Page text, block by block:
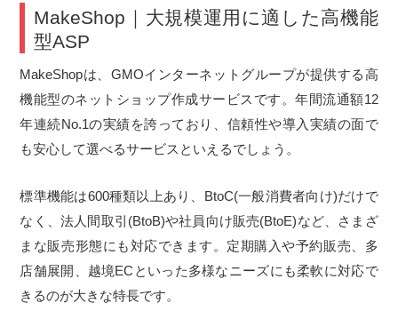
MakeShop｜大規模運用に適した高機能
型ASP
MakeShopは、GMOインターネットグループが提供する高
機能型のネットショップ作成サービスです。年間流通額12
年連続No.1の実績を誇っており、信頼性や導入実績の面で
も安心して選べるサービスといえるでしょう。
標準機能は600種類以上あり、BtoC(一般消費者向け)だけで
なく、法人間取引(BtoB)や社員向け販売(BtoE)など、さまざ
まな販売形態にも対応できます。定期購入や予約販売、多
店舗展開、越境ECといった多様なニーズにも柔軟に対応で
きるのが大きな特長です。